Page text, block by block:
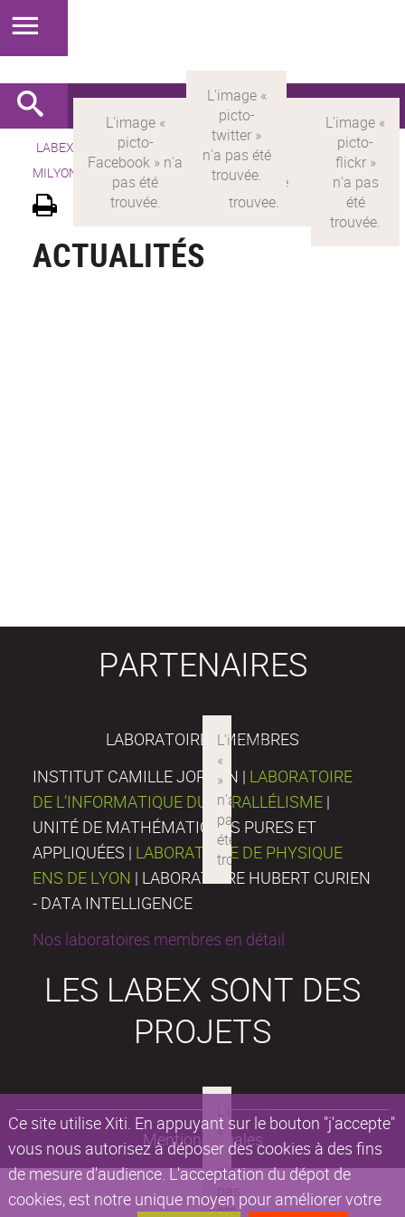
Ce site utilise Xiti. En appuyant sur le bouton "j'accepte"
vous nous autorisez à déposer des cookies à des fins
de mesure d'audience. L'acceptation du dépot de
cookies, est notre unique moyen pour améliorer votre
LABEX > LABEX MILYON Version française
MILYON >
ACTUALITÉS
PARTENAIRES
LABORATOIRES MEMBRES
INSTITUT CAMILLE JORDAN | LABORATOIRE
DE L’INFORMATIQUE DU PARALLÉLISME |
UNITÉ DE MATHÉMATIQUES PURES ET
APPLIQUÉES | LABORATOIRE DE PHYSIQUE
ENS DE LYON | LABORATOIRE HUBERT CURIEN
- DATA INTELLIGENCE
Nos laboratoires membres en détail
LES LABEX SONT DES
PROJETS
Mentions légales